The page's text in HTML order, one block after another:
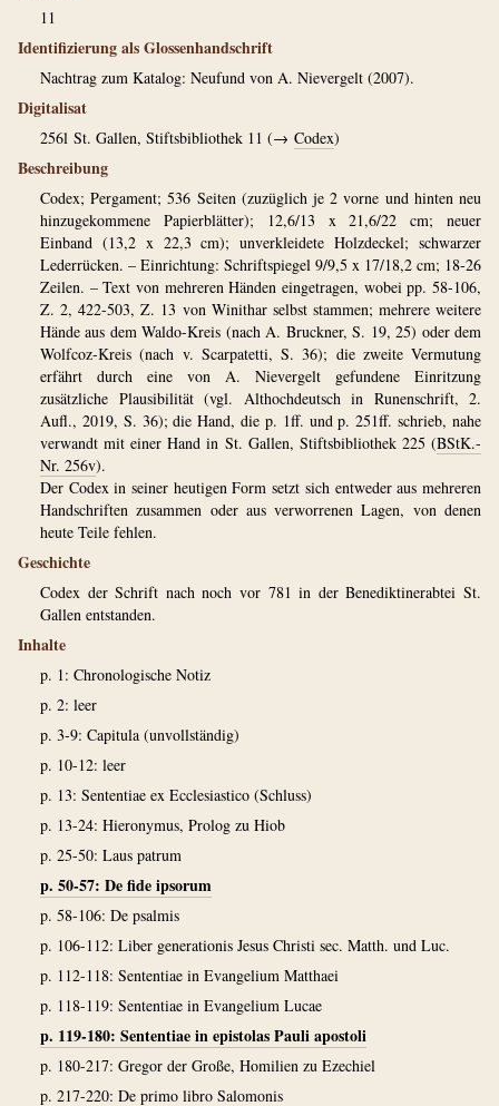
11
Identifizierung als Glossenhandschrift
Nachtrag zum Katalog: Neufund von A. Nievergelt (2007).
Digitalisat
256l St. Gallen, Stiftsbibliothek 11 (→ Codex)
Beschreibung
Codex; Pergament; 536 Seiten (zuzüglich je 2 vorne und hinten neu
hinzugekommene Papierblätter); 12,6/13 x 21,6/22 cm; neuer
Einband (13,2 x 22,3 cm); unverkleidete Holzdeckel; schwarzer
Lederrücken. – Einrichtung: Schriftspiegel 9/9,5 x 17/18,2 cm; 18-26
Zeilen. – Text von mehreren Händen eingetragen, wobei pp. 58-106,
Z. 2, 422-503, Z. 13 von Winithar selbst stammen; mehrere weitere
Hände aus dem Waldo-Kreis (nach A. Bruckner, S. 19, 25) oder dem
Wolfcoz-Kreis (nach v. Scarpatetti, S. 36); die zweite Vermutung
erfährt durch eine von A. Nievergelt gefundene Einritzung
zusätzliche Plausibilität (vgl. Althochdeutsch in Runenschrift, 2.
Aufl., 2019, S. 36); die Hand, die p. 1ff. und p. 251ff. schrieb, nahe
verwandt mit einer Hand in St. Gallen, Stiftsbibliothek 225 (BStK.-
Nr. 256v).
Der Codex in seiner heutigen Form setzt sich entweder aus mehreren
Handschriften zusammen oder aus verworrenen Lagen, von denen
heute Teile fehlen.
Geschichte
Codex der Schrift nach noch vor 781 in der Benediktinerabtei St.
Gallen entstanden.
Inhalte
p. 1: Chronologische Notiz
p. 2: leer
p. 3-9: Capitula (unvollständig)
p. 10-12: leer
p. 13: Sententiae ex Ecclesiastico (Schluss)
p. 13-24: Hieronymus, Prolog zu Hiob
p. 25-50: Laus patrum
p. 50-57: De fide ipsorum
p. 58-106: De psalmis
p. 106-112: Liber generationis Jesus Christi sec. Matth. und Luc.
p. 112-118: Sententiae in Evangelium Matthaei
p. 118-119: Sententiae in Evangelium Lucae
p. 119-180: Sententiae in epistolas Pauli apostoli
p. 180-217: Gregor der Große, Homilien zu Ezechiel
p. 217-220: De primo libro Salomonis